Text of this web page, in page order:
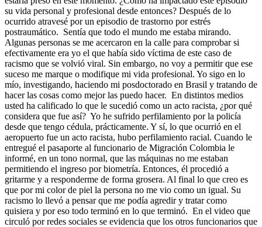
su vida personal y profesional desde entonces? Después de lo
ocurrido atravesé por un episodio de trastorno por estrés
postraumático. Sentía que todo el mundo me estaba mirando.
Algunas personas se me acercaron en la calle para comprobar si
efectivamente era yo el que había sido víctima de este caso de
racismo que se volvió viral. Sin embargo, no voy a permitir que ese
suceso me marque o modifique mi vida profesional. Yo sigo en lo
mío, investigando, haciendo mi posdoctorado en Brasil y tratando de
hacer las cosas como mejor las puedo hacer. En distintos medios
usted ha calificado lo que le sucedió como un acto racista, ¿por qué
considera que fue así? Yo he sufrido perfilamiento por la policía
desde que tengo cédula, prácticamente. Y sí, lo que ocurrió en el
aeropuerto fue un acto racista, hubo perfilamiento racial. Cuando le
entregué el pasaporte al funcionario de Migración Colombia le
informé, en un tono normal, que las máquinas no me estaban
permitiendo el ingreso por biometría. Entonces, él procedió a
gritarme y a responderme de forma grosera. Al final lo que creo es
que por mi color de piel la persona no me vio como un igual. Su
racismo lo llevó a pensar que me podía agredir y tratar como
quisiera y por eso todo terminó en lo que terminó. En el video que
circuló por redes sociales se evidencia que los otros funcionarios que